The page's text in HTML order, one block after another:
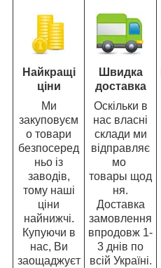
Найкращі
ціни
Ми
закуповуєм
о товари
безпосеред
ньо із
заводів,
тому наші
ціни
найнижчі.
Купуючи в
нас, Ви
заощаджуєт
Швидка
доставка
Оскільки в
нас власні
склади ми
відправляє
мо
товары щод
ня.
Доставка
замовлення
впродовж 1-
3 днів по
всій Україні.